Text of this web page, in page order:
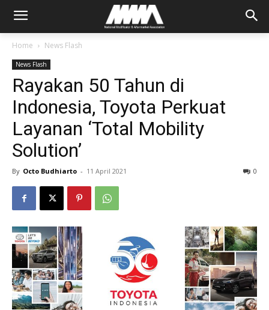
Home News Flash
News Flash
Rayakan 50 Tahun di
Indonesia, Toyota Perkuat
Layanan ‘Total Mobility
Solution’
By Octo Budhiarto - 11 April 2021 0